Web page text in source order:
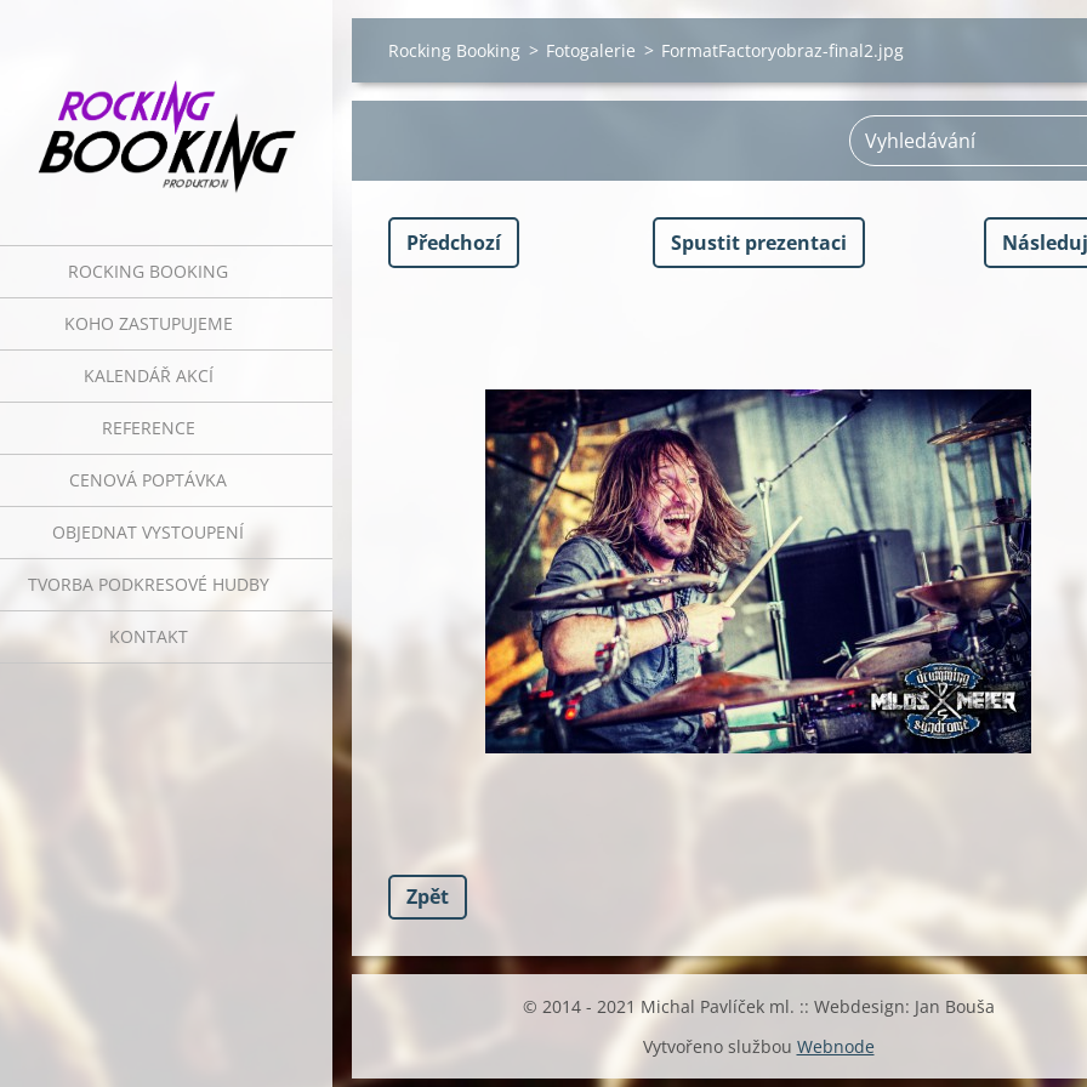
ROCKING BOOKING
KOHO ZASTUPUJEME
KALENDÁŘ AKCÍ
REFERENCE
CENOVÁ POPTÁVKA
OBJEDNAT VYSTOUPENÍ
TVORBA PODKRESOVÉ HUDBY
KONTAKT
Rocking Booking > Fotogalerie > FormatFactoryobraz-final2.jpg
Předchozí Spustit prezentaci
Zpět
© 2014 - 2021 Michal Pavlíček ml. :: Webdesign: Jan Bouša
Vytvořeno službou Webnode